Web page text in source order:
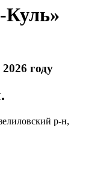
году
р-н,